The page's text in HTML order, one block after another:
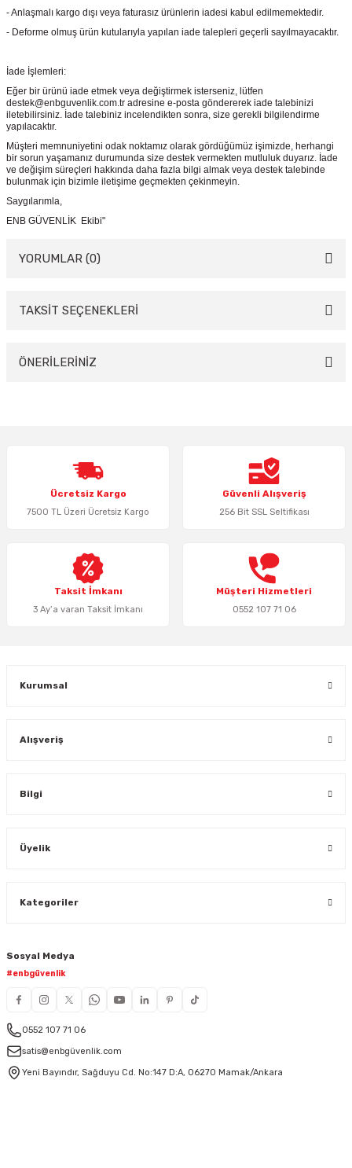
- Anlaşmalı kargo dışı veya faturasız ürünlerin iadesi kabul edilmemektedir.
- Deforme olmuş ürün kutularıyla yapılan iade talepleri geçerli sayılmayacaktır.
İade İşlemleri:
Eğer bir ürünü iade etmek veya değiştirmek isterseniz, lütfen
destek@enbguvenlik.com.tr adresine e-posta göndererek iade talebinizi
iletebilirsiniz. İade talebiniz incelendikten sonra, size gerekli bilgilendirme
yapılacaktır.
Müşteri memnuniyetini odak noktamız olarak gördüğümüz işimizde, herhangi
bir sorun yaşamanız durumunda size destek vermekten mutluluk duyarız. İade
ve değişim süreçleri hakkında daha fazla bilgi almak veya destek talebinde
bulunmak için bizimle iletişime geçmekten çekinmeyin.
Saygılarımla,
ENB GÜVENLİK Ekibi"
YORUMLAR (0)
Bu ürüne ilk yorumu siz yapın!
TAKSİT SEÇENEKLERİ
ÖNERİLERİNİZ
Ürün resmi kalitesiz, bozuk veya görüntülenemiyor.
Ürün açıklamasında eksik bilgiler bulunuyor.
Ürün bilgilerinde hatalar bulunuyor.
Bu ürüne benzer farklı alternatifler olmalı.
Ücretsiz Kargo
7500 TL Üzeri Ücretsiz Kargo
Güvenli Alışveriş
256 Bit SSL Seltifikası
Taksit İmkanı
3 Ay’a varan Taksit İmkanı
Müşteri Hizmetleri
0552 107 71 06
Kurumsal
Alışveriş
Bilgi
Üyelik
Kategoriler
Sosyal Medya
#enbgüvenlik
0552 107 71 06
satis@enbgüvenlik.com
Yeni Bayındır, Sağduyu Cd. No:147 D:A, 06270 Mamak/Ankara